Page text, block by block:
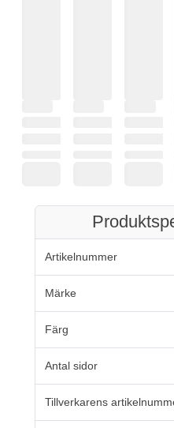
Artikelnummer
Märke
Färg
Antal sidor
Tillverkarens